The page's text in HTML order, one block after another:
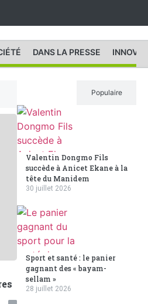
DANS LA PRESSE
Populaire
Valentin Dongmo Fils
succède à Anicet Ekane à la
tête du Manidem
30 juillet 2026
Sport et santé : le panier
gagnant des « bayam-
sellam »
28 juillet 2026